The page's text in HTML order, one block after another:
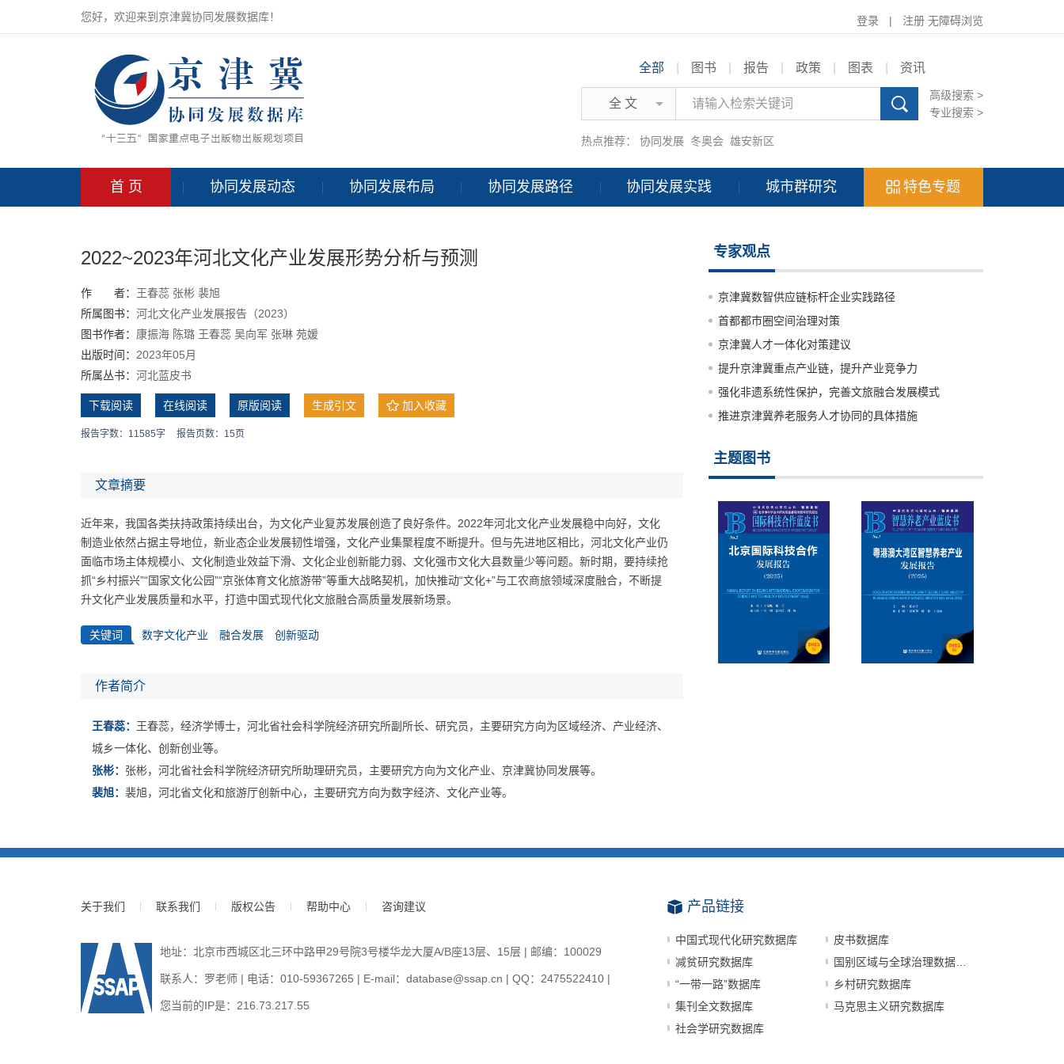
您好，欢迎来到京津冀协同发展数据库！ 登录 | 注册 无障碍浏览
全部 图书 报告 政策 图表 资讯
全 文
高级搜索 >
专业搜索 >
热点推荐： 协同发展 冬奥会 雄安新区
首 页 协同发展动态 协同发展布局 协同发展路径 协同发展实践 城市群研究 特色专题
2022~2023年河北文化产业发展形势分析与预测
作 者： 王春蕊 张彬 裴旭
所属图书： 河北文化产业发展报告（2023）
图书作者： 康振海 陈璐 王春蕊 吴向军 张琳 苑媛
出版时间： 2023年05月
所属丛书： 河北蓝皮书
下载阅读 在线阅读 原版阅读 生成引文 加入收藏
报告字数：11585字 报告页数：15页
文章摘要
近年来，我国各类扶持政策持续出台，为文化产业复苏发展创造了良好条件。2022年河北文化产业发展稳中向好，文化
制造业依然占据主导地位，新业态企业发展韧性增强，文化产业集聚程度不断提升。但与先进地区相比，河北文化产业仍
面临市场主体规模小、文化制造业效益下滑、文化企业创新能力弱、文化强市文化大县数量少等问题。新时期，要持续抢
抓“乡村振兴”“国家文化公园”“京张体育文化旅游带”等重大战略契机，加快推动“文化+”与工农商旅领域深度融合，不断提
升文化产业发展质量和水平，打造中国式现代化文旅融合高质量发展新场景。
关键词 数字文化产业 融合发展 创新驱动
作者简介
王春蕊： 王春蕊，经济学博士，河北省社会科学院经济研究所副所长、研究员，主要研究方向为区域经济、产业经济、
城乡一体化、创新创业等。
张彬： 张彬，河北省社会科学院经济研究所助理研究员，主要研究方向为文化产业、京津冀协同发展等。
裴旭： 裴旭，河北省文化和旅游厅创新中心，主要研究方向为数字经济、文化产业等。
专家观点
京津冀数智供应链标杆企业实践路径
首都都市圈空间治理对策
京津冀人才一体化对策建议
提升京津冀重点产业链，提升产业竞争力
强化非遗系统性保护，完善文旅融合发展模式
推进京津冀养老服务人才协同的具体措施
主题图书
关于我们 联系我们 版权公告 帮助中心 咨询建议
地址：北京市西城区北三环中路甲29号院3号楼华龙大厦A/B座13层、15层 | 邮编：100029
联系人：罗老师 | 电话：010-59367265 | E-mail：database@ssap.cn | QQ：2475522410 |
您当前的IP是： 216.73.217.55
产品链接
中国式现代化研究数据库
皮书数据库
减贫研究数据库
国别区域与全球治理数据平台
“一带一路”数据库
乡村研究数据库
集刊全文数据库
马克思主义研究数据库
社会学研究数据库